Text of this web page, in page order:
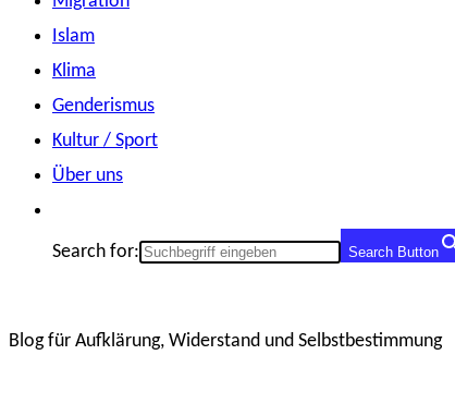
Islam
Klima
Genderismus
Kultur / Sport
Über uns
Search for: Search Button
Blog für Aufklärung, Widerstand und Selbstbestimmung